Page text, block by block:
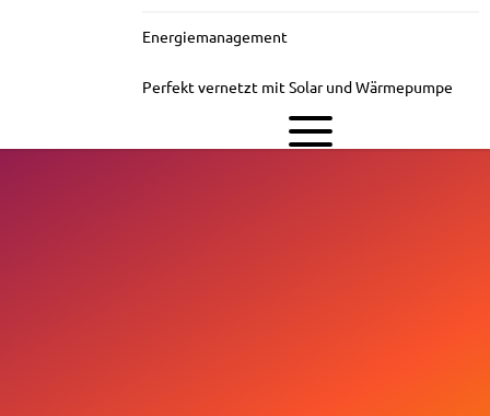
Energiemanagement
Perfekt vernetzt mit Solar und Wärmepumpe